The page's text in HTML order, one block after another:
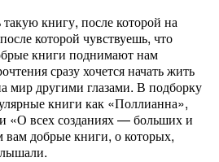
книгу, после которой на
которой чувствуешь, что
книги поднимают нам
сразу хочется начать жить
мир другими глазами. В подборку
книги как «Поллианна»,
«О всех созданиях — больших и
добрые книги, о которых,